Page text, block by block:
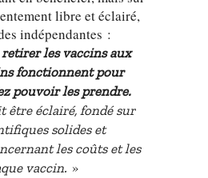
libre et éclairé,
indépendantes :
retirer les vaccins aux
fonctionnent pour
pouvoir les prendre.
être éclairé, fondé sur
solides et
les coûts et les
vaccin. »